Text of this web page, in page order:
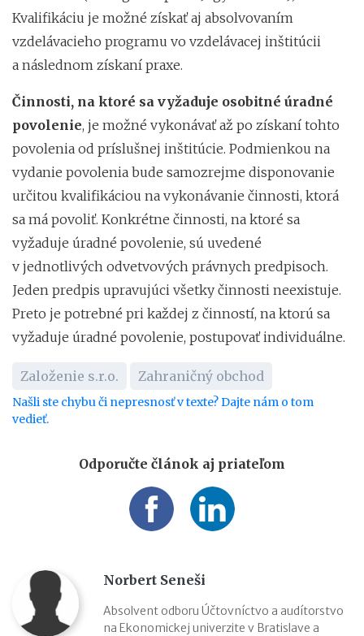
Kvalifikáciu je možné získať aj absolvovaním
vzdelávacieho programu vo vzdelávacej inštitúcii
a následnom získaní praxe.
Činnosti, na ktoré sa vyžaduje osobitné úradné
povolenie, je možné vykonávať až po získaní tohto
povolenia od príslušnej inštitúcie. Podmienkou na
vydanie povolenia bude samozrejme disponovanie
určitou kvalifikáciou na vykonávanie činnosti, ktorá
sa má povoliť. Konkrétne činnosti, na ktoré sa
vyžaduje úradné povolenie, sú uvedené
v jednotlivých odvetvových právnych predpisoch.
Jeden predpis upravujúci všetky činnosti neexistuje.
Preto je potrebné pri každej z činností, na ktorú sa
vyžaduje úradné povolenie, postupovať individuálne.
Založenie s.r.o. Zahraničný obchod
Našli ste chybu či nepresnosť v texte? Dajte nám o tom
vedieť.
Odporučte článok aj priateľom
Norbert Seneši
Absolvent odboru Účtovníctvo a audítorstvo
na Ekonomickej univerzite v Bratislave a